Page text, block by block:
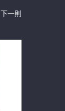
下一則